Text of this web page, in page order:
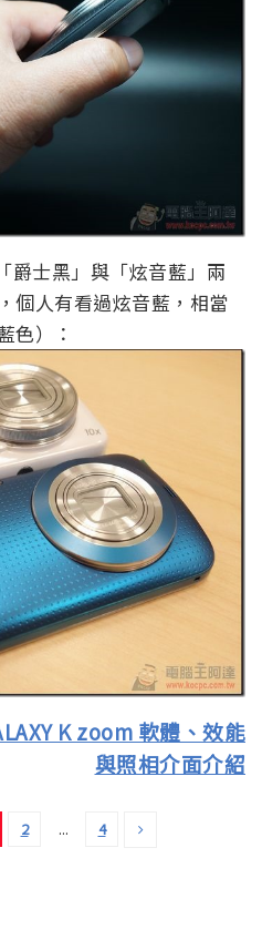
爵士黑」與「炫音藍」兩
個人有看過炫音藍，相當
色）：
K zoom 軟體、效能
與照相介面介紹
2 ... 4